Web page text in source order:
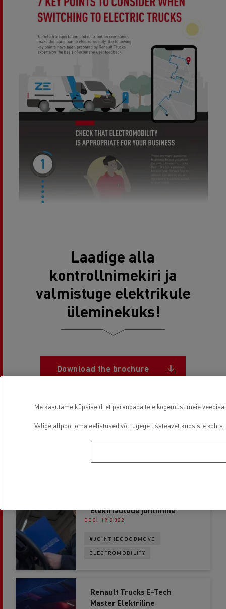
Laadige alla
kontrollnimekiri ja
valmistuge elektrikule
üleminekuks!
Download the brochure Document
Rohkem sisu
elektromobiilsuse kohta
Elektriautode juhtimine
DEC. 19 2022
#JOINTHEGOODMOVE
ELECTROMOBILITY
Renault Trucks E-Tech
Master Elektriline
Me kasutame küpsiseid, et parandada teie kogemust meie
Valige allpool oma eelistused või lugege lisateavet küpsiste kohta.